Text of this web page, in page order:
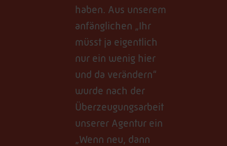
haben. Aus unserem
anfänglichen „Ihr
müsst ja eigentlich
nur ein wenig hier
und da verändern“
wurde nach der
Überzeugungsarbeit
unserer Agentur ein
„Wenn neu, dann